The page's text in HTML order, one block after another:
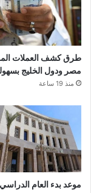
طرق كشف العملات
مصر ودول الخليج
منذ 19 ساعة
موعد بدء العام